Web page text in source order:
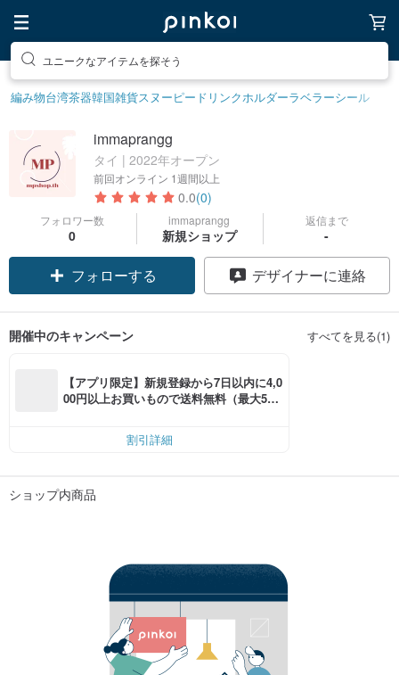
ユニークなアイテムを探そう
編み物台湾茶器韓国雑貨スヌーピー ドリンクホルダーラベラーシール
immaprangg
タイ | 2022年オープン
前回オンライン 1週間以上
0.0(0)
フォロワー数
0
immaprangg
新規ショップ
返信まで
-
フォローする デザイナーに連絡
開催中のキャンペーン すべてを見る(1)
【アプリ限定】新規登録から7日以内に4,0
00円以上お買いもので送料無料（最大500
割引詳細
ショップ内商品